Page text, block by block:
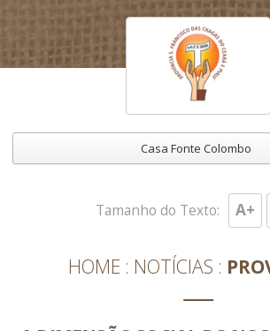
Casa Fonte Colombo
HOME NOTÍCIAS
Tamanho do Texto: A+